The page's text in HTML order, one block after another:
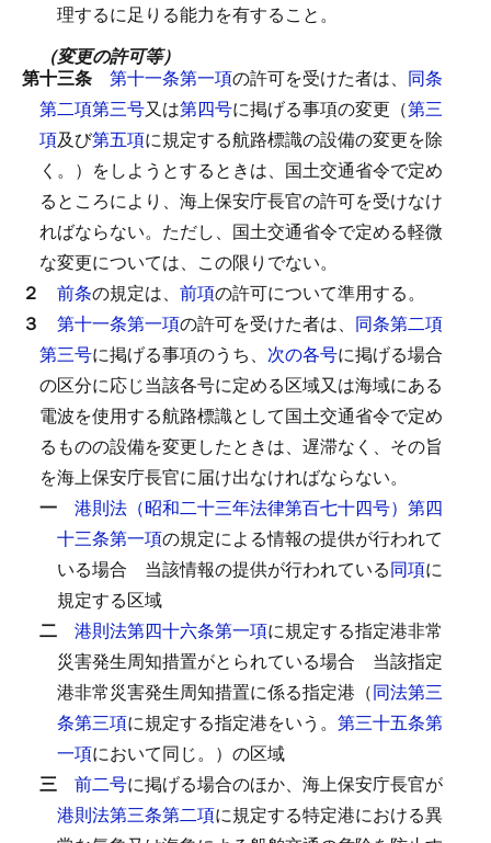
理するに足りる能力を有すること。
（変更の許可等）
第十三条 第十一条第一項の許可を受けた者は、 同条
第二項第三号又は第四号に掲げる事項の変更（第三
項及び第五項に規定する航路標識の設備の変更を除
く。）をしようとするときは、国土交通省令で定め
るところにより、海上保安庁長官の許可を受けなけ
ればならない。 ただし、国土交通省令で定める軽微
な変更については、この限りでない。
２ 前条の規定は、 前項の許可について準用する。
３ 第十一条第一項の許可を受けた者は、 同条第二項
第三号に掲げる事項のうち、 次の各号に掲げる場合
の区分に応じ当該各号に定める区域又は海域にある
電波を使用する航路標識として国土交通省令で定め
るものの設備を変更したときは、遅滞なく、その旨
を海上保安庁長官に届け出なければならない。
一 港則法（昭和二十三年法律第百七十四号）第四
十三条第一項の規定による情報の提供が行われて
いる場合
当該情報の提供が行われている同項に
規定する区域
二 港則法第四十六条第一項に規定する指定港非常
災害発生周知措置がとられている場合
当該指定
港非常災害発生周知措置に係る指定港（同法第三
条第三項に規定する指定港をいう。 第三十五条第
一項において同じ。）の区域
三 前二号に掲げる場合のほか、海上保安庁長官が
港則法第三条第二項に規定する特定港における異